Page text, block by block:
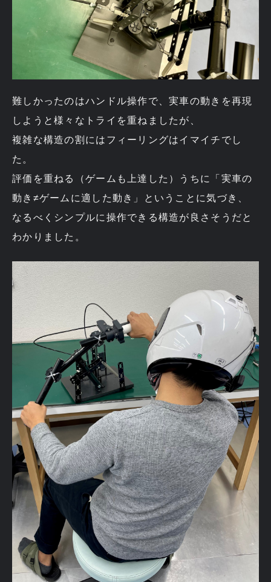
難しかったのはハンドル操作で、実車の動きを再現
しようと様々なトライを重ねましたが、
複雑な構造の割にはフィーリングはイマイチでし
た。
評価を重ねる（ゲームも上達した）うちに「実車の
動き≠ゲームに適した動き」ということに気づき、
なるべくシンプルに操作できる構造が良さそうだと
わかりました。